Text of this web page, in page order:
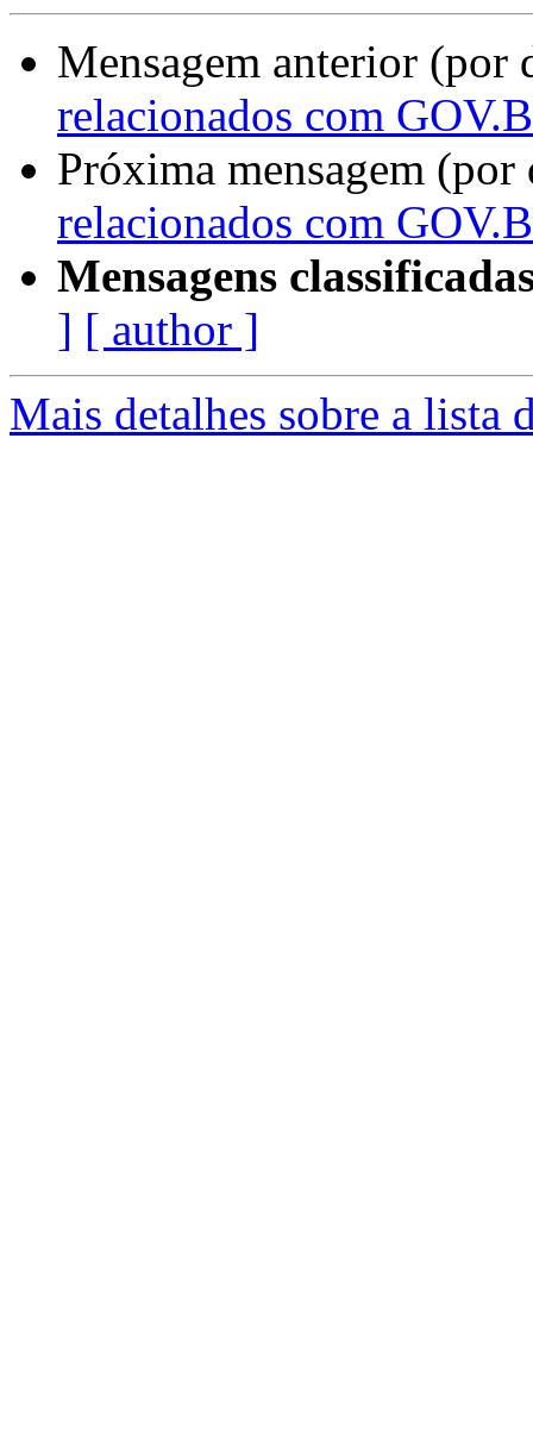
Mensagem anterior (por
relacionados com
Próxima mensagem
relacionados com
Mensagens
] [ author ]
Mais detalhes sobre a lista